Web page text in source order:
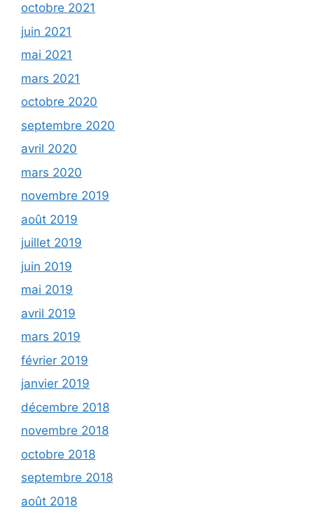
octobre 2021
juin 2021
mai 2021
mars 2021
octobre 2020
septembre 2020
avril 2020
mars 2020
novembre 2019
août 2019
juillet 2019
juin 2019
mai 2019
avril 2019
mars 2019
février 2019
janvier 2019
décembre 2018
novembre 2018
octobre 2018
septembre 2018
août 2018